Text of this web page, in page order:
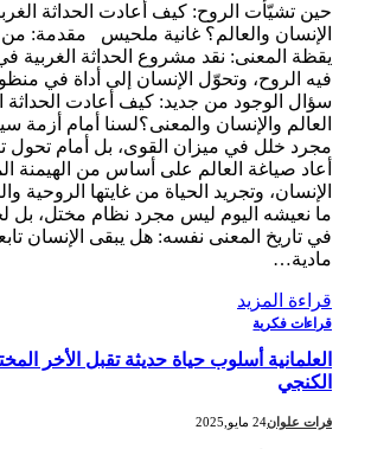
حين تشيّأت الروح: كيف أعادت الحداثة
الإنسان والعالم؟ غانية ملحيس مقدمة: من
يقظة المعنى: نقد مشروع الحداثة الغربية
فيه الروح، وتحوّل الإنسان إلى أداة في
سؤال الوجود من جديد: كيف أعادت الحداثة
العالم والإنسان والمعنى؟لسنا أمام أزمة
مجرد خلل في ميزان القوى، بل أمام تحول
أعاد صياغة العالم على أساس من الهيمنة
الإنسان، وتجريد الحياة من غايتها الروحية
ما نعيشه اليوم ليس مجرد نظام مختل، بل
في تاريخ المعنى نفسه: هل يبقى الإنسان
مادية…
قراءة المزيد
قراءات فكرية
العلمانية أسلوب حياة حديثة تقبل الأخر
الكنجي
فرات علوان24 مايو,2025